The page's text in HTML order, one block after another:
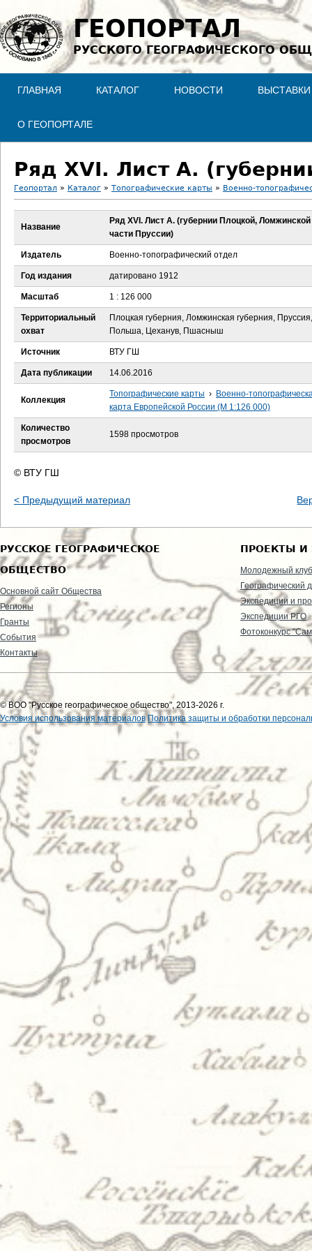
Jump to navigation
ГЕОПОРТАЛ
РУССКОГО ГЕОГРАФИЧЕСКОГО
ГЛАВНАЯ КАТАЛОГ НОВОСТИ ВЫСТАВКИ
О ГЕОПОРТАЛЕ
В
з
д
е
с
ь
Геопортал » Каталог » Топографические карты » Военно-
Название
Ряд XVI. Лист А. (губернии Плоцкой, Ломжинской
части Пруссии)
Издатель Военно-топографический отдел
Год издания датировано 1912
Масштаб 1 : 126 000
Территориальный
охват
Плоцкая губерния, Ломжинская губерния, Пруссия,
Польша, Цеханув, Пшасныш
Источник ВТУ ГШ
Дата публикации 14.06.2016
Коллекция
Топографические карты › Военно-
карта Европейской России (М 1:126 000)
Количество
просмотров
1598 просмотров
© ВТУ ГШ
< Предыдущий материал
РУССКОЕ ГЕОГРАФИЧЕСКОЕ
ОБЩЕСТВО
Основной сайт Общества
Регионы
Гранты
События
Контакты
ПРОЕКТЫ И
Молодежный клуб
Географический
Экспедиции и
Экспедиции РГО
Фотоконкурс
© ВОО "Русское географическое общество", 2013-2026 г.
Условия использования материалов Политика защиты и обработки